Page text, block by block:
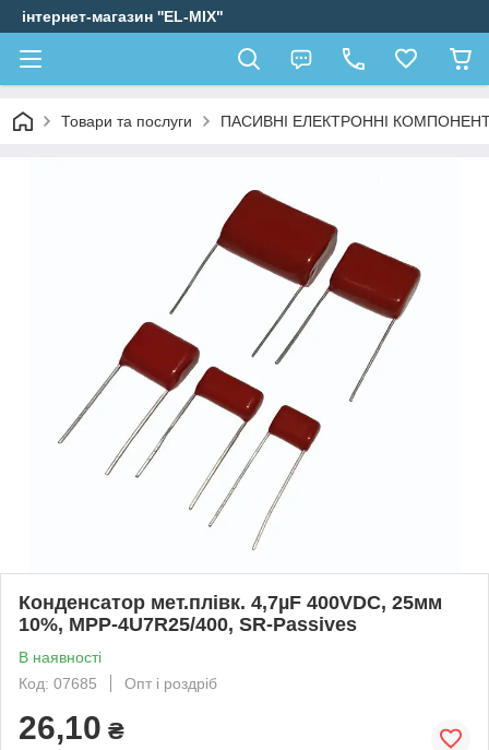
інтернет-магазин ''EL-MIX"
Товари та послуги ПАСИВНІ ЕЛЕКТРОННІ
Конденсатор мет.плівк. 4,7µF 400VDC, 25мм
10%, MPP-4U7R25/400, SR-Passives
В наявності
Код: 07685
Опт і роздріб
26,10 ₴